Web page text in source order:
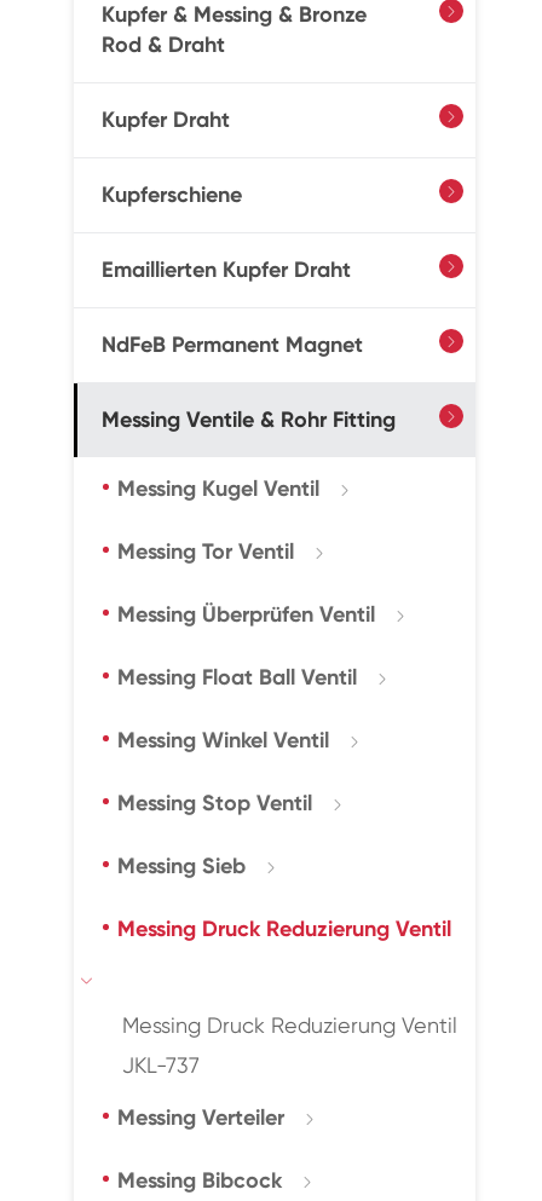
Kupfer & Messing & Bronze
Rod & Draht

Kupfer Draht 
Kupferschiene 
Emaillierten Kupfer Draht 
NdFeB Permanent Magnet 
Messing Ventile & Rohr Fitting 
Messing Kugel Ventil 
Messing Tor Ventil 
Messing Überprüfen Ventil 
Messing Float Ball Ventil 
Messing Winkel Ventil 
Messing Stop Ventil 
Messing Sieb 
Messing Druck Reduzierung Ventil

Messing Druck Reduzierung Ventil
JKL-737
Messing Verteiler 
Messing Bibcock 